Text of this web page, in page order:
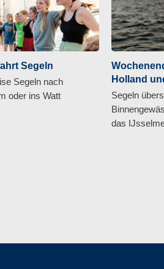
Segeln
Segeln nach
oder ins Watt
Holland
Segeln
das